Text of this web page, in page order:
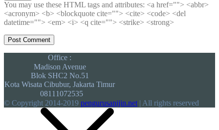
You may use these HTML tags and attributes: <a href=""> <abbr>
<acronym> <b> <blockquote cite=""> <cite> <code> <del
datetime=""> <em> <i> <q cite=""> <strike> <strong>
Office :
Madison Avenue
Blok SHC2 No.51
Kota Wisata Cibubur, Jakarta Timur
08111072535
© Copyright 2014-2019 pengurusanijin.net| All rights reserved